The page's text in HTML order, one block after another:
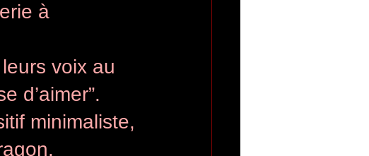
à
voix au
d’aimer”.
minimaliste,